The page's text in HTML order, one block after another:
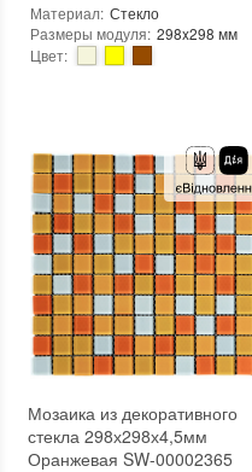
Материал: Стекло
Размеры модуля: 298x298 мм
Цвет:
Основа: Самоклейка, Сетка
Назначение:
В интерьере, Для бани, Для бассейна, Для ванной комнаты и туалета, Для гостинной, Для душевой, Для кухни, Для спальни, Для фартука
Вес модуля: 0.57 кг
Размеры чипа: 25x25 мм
Толщина чипа: 4.5 мм
Площадь модуля: 0,088 м²
Страна производителя: Китай
Бренд: Sticker Wall
Тип поверхности: Глянцевая
Мозаика из декоративного
стекла 298х298х4,5мм
Оранжевая SW-00002365